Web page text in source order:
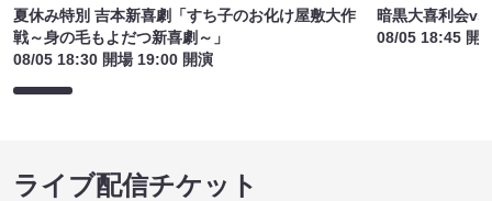
夏休み特別 吉本新喜劇「すち子のお化け屋敷大作
戦～身の毛もよだつ新喜劇～」
08/05 18:30 開場 19:00 開演
暗黒大喜利会vs
08/05 18:45 開
ライブ配信チケット